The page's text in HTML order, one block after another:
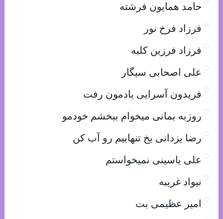
حامد همایون فرشته
فرزاد فرخ نور
فرزاد فرزین کلبه
علی اصحابی سیگار
فریدون آسرایی یادمون رفت
روزبه بمانی میخوام ببخشم خودمو
رضا یزدانی یخ تنهاییم رو آب کن
علی یاسینی نمیخواستم
نیواد غریبه
امیر عظیمی بت